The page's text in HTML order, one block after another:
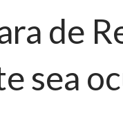
de
sea